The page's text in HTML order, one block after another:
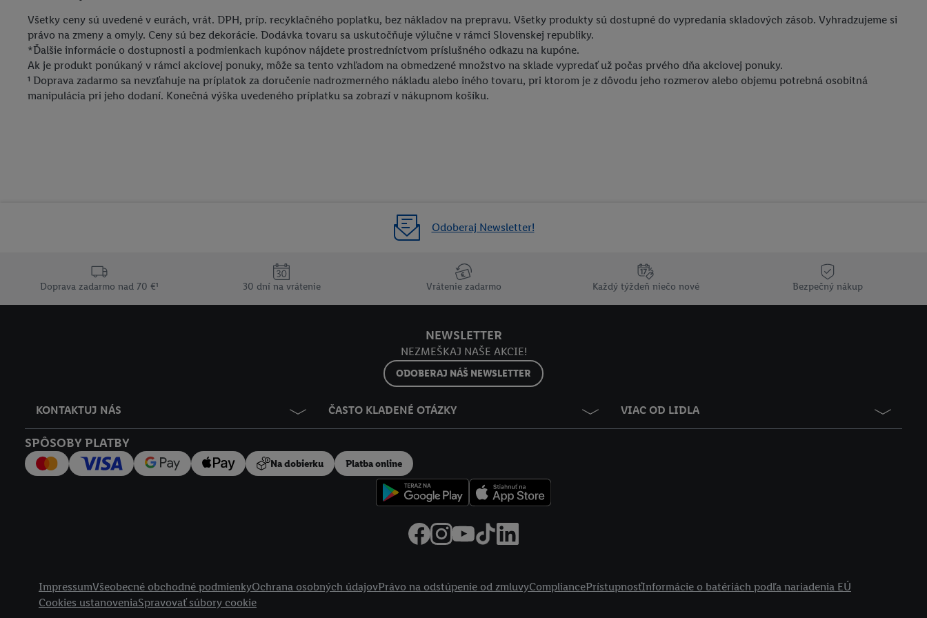
Lidl Plus krajiny
Všetky ceny sú uvedené v eurách, vrát. DPH, príp. recyklačného poplatku, bez nákladov na prepravu. Všetky produkty sú dostupné do vypredania skladových zásob. Vyhradzujeme si
právo na zmeny a omyly. Ceny sú bez dekorácie. Dodávka tovaru sa uskutočňuje výlučne v rámci Slovenskej republiky.
*Ďalšie informácie o dostupnosti a podmienkach kupónov nájdete prostredníctvom príslušného odkazu na kupóne.
Ak je produkt ponúkaný v rámci akciovej ponuky, môže sa tento vzhľadom na obmedzené množstvo na sklade vypredať už počas prvého dňa akciovej ponuky.
¹ Doprava zadarmo sa nevzťahuje na príplatok za doručenie nadrozmerného nákladu alebo iného tovaru, pri ktorom je z dôvodu jeho rozmerov alebo objemu potrebná osobitná
manipulácia pri jeho dodaní. Konečná výška uvedeného príplatku sa zobrazí v nákupnom košíku.
Odoberaj Newsletter!
Doprava zadarmo nad 70 €¹ 30 dní na vrátenie Vrátenie zadarmo Každý týždeň niečo nové Bezpečný nákup
NEWSLETTER
NEZMEŠKAJ NAŠE AKCIE!
ODOBERAJ NÁŠ NEWSLETTER
KONTAKTUJ NÁS ČASTO KLADENÉ OTÁZKY VIAC OD LIDLA
SPÔSOBY PLATBY
Na dobierku Platba online
ImpressumVšeobecné obchodné podmienkyOchrana osobných údajovPrávo na odstúpenie od zmluvyCompliancePrístupnosťInformácie o batériách podľa nariadenia EÚ
Cookies ustanoveniaSpravovať súbory cookie